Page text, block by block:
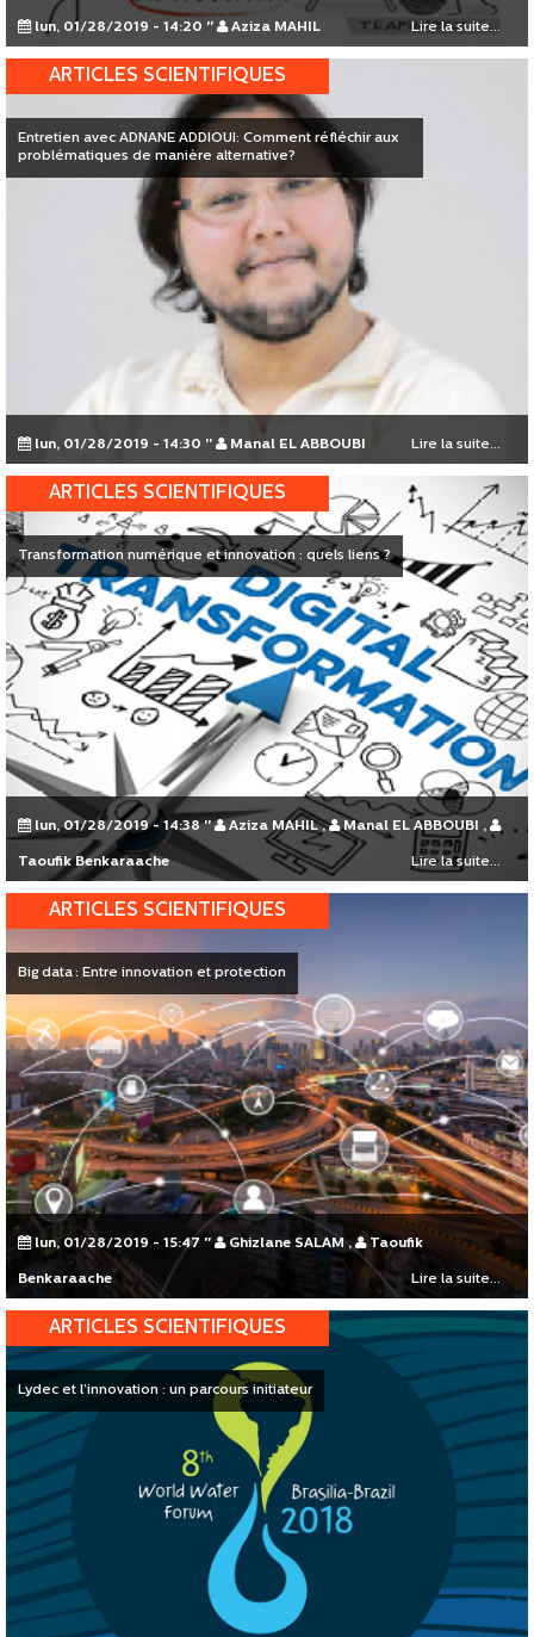
lun, 01/28/2019 - 14:20 " Aziza MAHIL Lire la suite...
Entretien avec ADNANE ADDIOUI: Comment réfléchir aux
problématiques de manière alternative?
ARTICLES SCIENTIFIQUES
lun, 01/28/2019 - 14:30 " Manal EL ABBOUBI Lire la suite...
Transformation numérique et innovation : quels liens ?
ARTICLES SCIENTIFIQUES
lun, 01/28/2019 - 14:38" Aziza MAHIL, Manal EL ABBOUBI ,
Taoufik Benkaraache Lire la suite...
Big data : Entre innovation et protection
ARTICLES SCIENTIFIQUES
lun, 01/28/2019 - 15:47 " Ghizlane SALAM, Taoufik
Benkaraache Lire la suite...
Lydec et l’innovation : un parcours initiateur
ARTICLES SCIENTIFIQUES